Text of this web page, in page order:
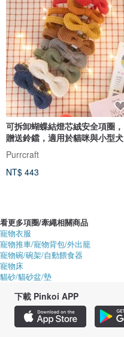
可拆卸蝴蝶結燈芯絨安全項圈，
贈送鈴鐺，適用於貓咪與小型犬
Purrcraft
NT$ 443
看更多項圈/牽繩相關商品
寵物衣服
寵物推車/寵物背包/外出籠
寵物碗/碗架/自動餵食器
寵物床
貓砂/貓砂盆/墊
下載 Pinkoi APP